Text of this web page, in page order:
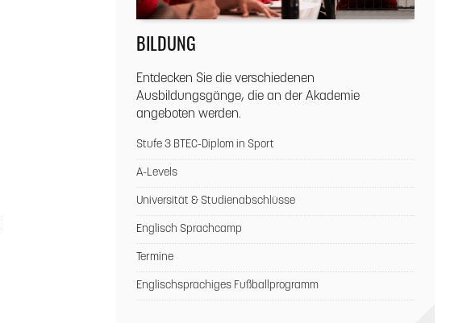
BILDUNG
Entdecken Sie die verschiedenen
Ausbildungsgänge, die an der Akademie
angeboten werden.
Stufe 3 BTEC-Diplom in Sport
A-Levels
Universität & Studienabschlüsse
Englisch Sprachcamp
Termine
Englischsprachiges Fußballprogramm